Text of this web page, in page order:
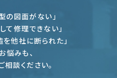
の図面がない」
て修理できない」
他社に断られた」
悩みも、
談ください。